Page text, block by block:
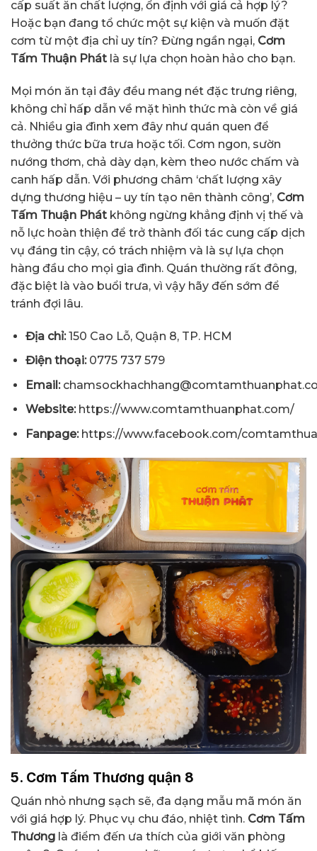
cấp suất ăn chất lượng, ổn định với giá cả hợp lý?
Hoặc bạn đang tổ chức một sự kiện và muốn đặt
cơm từ một địa chỉ uy tín? Đừng ngần ngại, Cơm
Tấm Thuận Phát là sự lựa chọn hoàn hảo cho bạn.
Mọi món ăn tại đây đều mang nét đặc trưng riêng,
không chỉ hấp dẫn về mặt hình thức mà còn về giá
cả. Nhiều gia đình xem đây như quán quen để
thưởng thức bữa trưa hoặc tối. Cơm ngon, sườn
nướng thơm, chả dày dạn, kèm theo nước chấm và
canh hấp dẫn. Với phương châm ‘chất lượng xây
dựng thương hiệu – uy tín tạo nên thành công’, Cơm
Tấm Thuận Phát không ngừng khẳng định vị thế và
nỗ lực hoàn thiện để trở thành đối tác cung cấp dịch
vụ đáng tin cậy, có trách nhiệm và là sự lựa chọn
hàng đầu cho mọi gia đình. Quán thường rất đông,
đặc biệt là vào buổi trưa, vì vậy hãy đến sớm để
tránh đợi lâu.
Địa chỉ:150 Cao Lỗ, Quận 8, TP. HCM
Điện thoại: 0775 737 579
Email:
Website: https://www.comtamthuanphat.com/
Fanpage: https://www.facebook.com/
5. Cơm Tấm Thương quận 8
Quán nhỏ nhưng sạch sẽ, đa dạng mẫu mã món ăn
với giá hợp lý. Phục vụ chu đáo, nhiệt tình. Cơm Tấm
Thương là điểm đến ưa thích của giới văn phòng